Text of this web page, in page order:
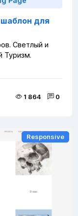
для
Светлый и
Туризм.
1 864 0
Responsive
Responsive